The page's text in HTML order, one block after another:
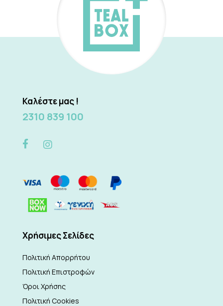
Καλέστε μας !
2310 839 100
Xρήσιμες Σελίδες
Πολιτική Απορρήτου
Πολιτική Επιστροφών
Όροι Χρήσης
Πολιτική Cookies